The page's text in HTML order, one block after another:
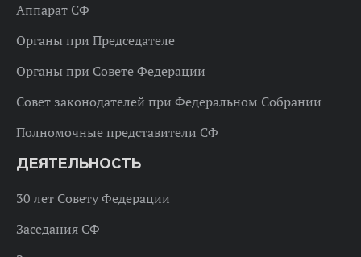
Аппарат СФ
Органы при Председателе
Органы при Совете Федерации
Совет законодателей при Федеральном Собрании
Полномочные представители СФ
ДЕЯТЕЛЬНОСТЬ
30 лет Совету Федерации
Заседания СФ